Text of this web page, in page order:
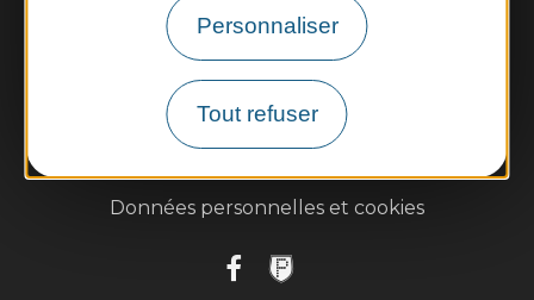
Personnaliser
Tout refuser
Données personnelles et cookies